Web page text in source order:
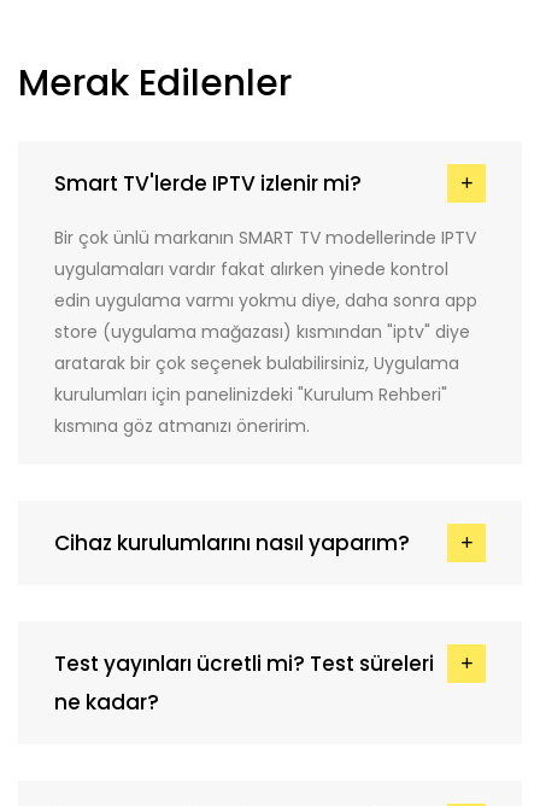
Merak Edilenler
Smart TV'lerde IPTV izlenir mi?
Bir çok ünlü markanın SMART TV modellerinde IPTV
uygulamaları vardır fakat alırken yinede kontrol
edin uygulama varmı yokmu diye, daha sonra app
store (uygulama mağazası) kısmından "iptv" diye
aratarak bir çok seçenek bulabilirsiniz, Uygulama
kurulumları için panelinizdeki "Kurulum Rehberi"
kısmına göz atmanızı öneririm.
Cihaz kurulumlarını nasıl yaparım?
Test yayınları ücretli mi? Test süreleri
ne kadar?